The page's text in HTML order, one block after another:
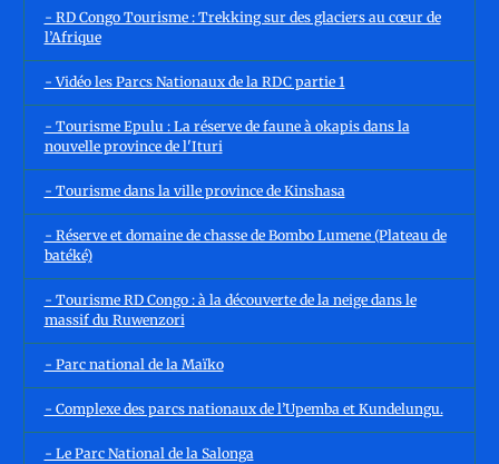
- RD Congo Tourisme : Trekking sur des glaciers au cœur de
l’Afrique
- Vidéo les Parcs Nationaux de la RDC partie 1
- Tourisme Epulu : La réserve de faune à okapis dans la
nouvelle province de l'Ituri
- Tourisme dans la ville province de Kinshasa
- Réserve et domaine de chasse de Bombo Lumene (Plateau de
batéké)
- Tourisme RD Congo : à la découverte de la neige dans le
massif du Ruwenzori
- Parc national de la Maïko
- Complexe des parcs nationaux de l’Upemba et Kundelungu.
- Le Parc National de la Salonga